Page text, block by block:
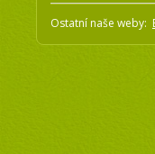
Ostatní naše weby: